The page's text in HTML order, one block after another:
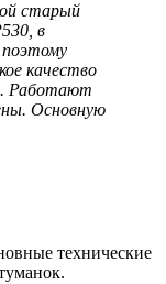
старый
в
качество
Работают
Основную
технические